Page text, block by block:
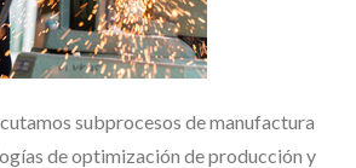
subprocesos de manufactura
de optimización de producción y